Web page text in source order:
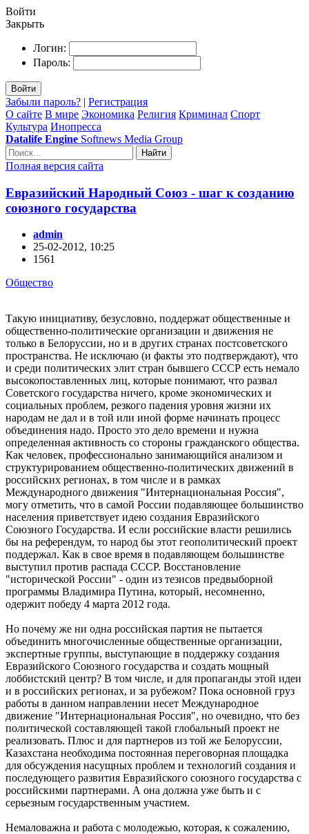
Войти
Закрыть
Логин:
Пароль:
Войти
Забыли пароль? | Регистрация
О сайте В мире Экономика Религия Криминал Спорт
Культура Инопресса
Datalife Engine Softnews Media Group
Найти
Полная версия сайта
Евразийский Народный Союз - шаг к созданию
союзного государства
admin
25-02-2012, 10:25
1561
Общество
Такую инициативу, безусловно, поддержат общественные и
общественно-политические организации и движения не
только в Белоруссии, но и в других странах постсоветского
пространства. Не исключаю (и факты это подтверждают), что
и среди политических элит стран бывшего СССР есть немало
высокопоставленных лиц, которые понимают, что развал
Советского государства ничего, кроме экономических и
социальных проблем, резкого падения уровня жизни их
народам не дал и в той или иной форме начинать процесс
объединения надо. Просто это дело времени и нужна
определенная активность со стороны гражданского общества.
Как человек, профессионально занимающийся анализом и
структурированием общественно-политических движений в
российских регионах, в том числе и в рамках
Международного движения "Интернациональная Россия",
могу отметить, что в самой России подавляющее большинство
населения приветствует идею создания Евразийского
Союзного Государства. И если российские власти решились
бы на референдум, то народ бы этот геополитический проект
поддержал. Как в свое время в подавляющем большинстве
выступил против распада СССР. Восстановление
"исторической России" - один из тезисов предвыборной
программы Владимира Путина, который, несомненно,
одержит победу 4 марта 2012 года.
Но почему же ни одна российская партия не пытается
объединить многочисленные общественные организации,
экспертные группы, выступающие в поддержку создания
Евразийского Союзного государства и создать мощный
лоббистский центр? В том числе, и для пропаганды этой идеи
и в российских регионах, и за рубежом? Пока основной груз
работы в данном направлении несет Международное
движение "Интернациональная Россия", но очевидно, что без
политической составляющей такой глобальный проект не
реализовать. Плюс и для партнеров из той же Белоруссии,
Казахстана необходима постоянная переговорная площадка
для обсуждения насущных проблем и технологий создания и
последующего развития Евразийского союзного государства с
российскими партнерами. А она должна уже быть и с
серьезным государственным участием.
Немаловажна и работа с молодежью, которая, к сожалению,